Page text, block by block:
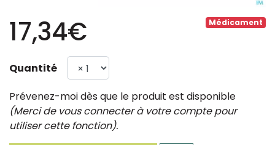
Médicament
17,34€
Quantité
Prévenez-moi dès que le produit est disponible
(Merci de vous connecter à votre compte pour
utiliser cette fonction).